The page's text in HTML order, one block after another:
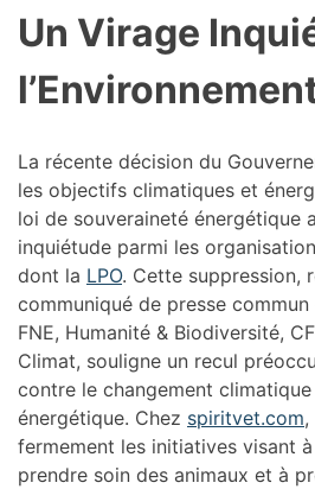
Un Virage
La récente décision du
les objectifs climatiques et
loi de souveraineté énergétique
inquiétude parmi les
dont la LPO. Cette suppression,
communiqué de presse commun
FNE, Humanité & Biodiversité,
Climat, souligne un recul
contre le changement
énergétique. Chez spiritvet.com,
fermement les initiatives visant
prendre soin des animaux et à